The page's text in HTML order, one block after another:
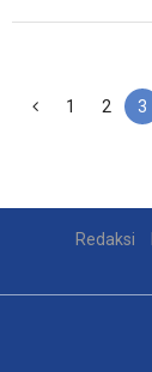
1 2 3
Redaksi